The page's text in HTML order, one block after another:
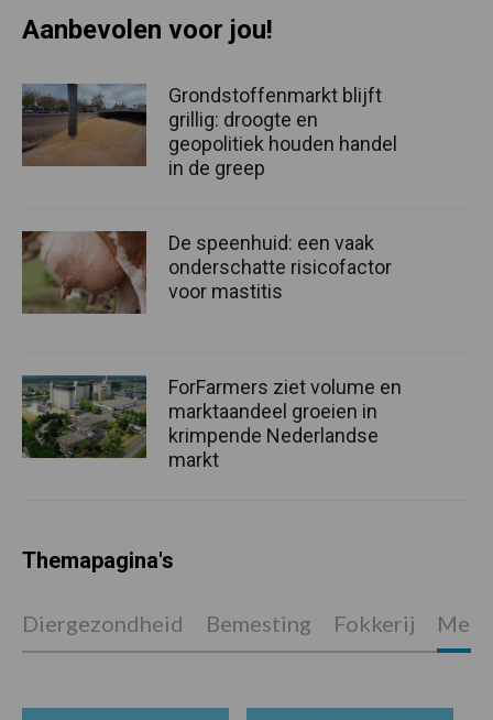
Aanbevolen voor jou!
Grondstoffenmarkt blijft
grillig: droogte en
geopolitiek houden handel
in de greep
De speenhuid: een vaak
onderschatte risicofactor
voor mastitis
ForFarmers ziet volume en
marktaandeel groeien in
krimpende Nederlandse
markt
Themapagina's
Diergezondheid Bemesting Fokkerij